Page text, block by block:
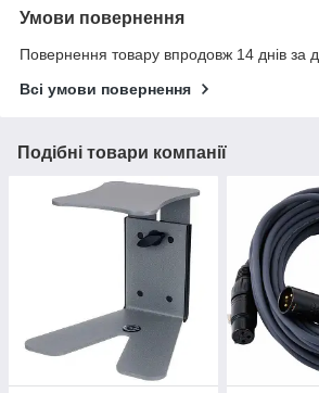
Умови повернення
Повернення товару впродовж 14 днів за
Всі умови повернення
Подібні товари компанії